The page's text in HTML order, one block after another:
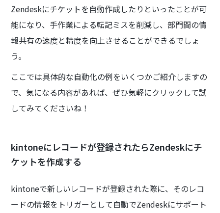
Zendeskにチケットを自動作成したりといったことが可
能になり、手作業による転記ミスを削減し、部門間の情
報共有の速度と精度を向上させることができるでしょ
う。
ここでは具体的な自動化の例をいくつかご紹介しますの
で、気になる内容があれば、ぜひ気軽にクリックして試
してみてくださいね！
kintoneにレコードが登録されたらZendeskにチ
ケットを作成する
kintoneで新しいレコードが登録された際に、そのレコ
ードの情報をトリガーとして自動でZendeskにサポート